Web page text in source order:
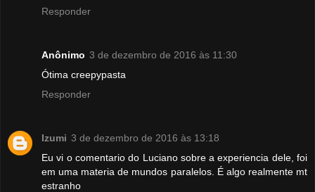
Responder
Anônimo 3 de dezembro de 2016 às 11:30
Ótima creepypasta
Responder
Izumi 3 de dezembro de 2016 às 13:18
Eu vi o comentario do Luciano sobre a experiencia dele, foi
em uma materia de mundos paralelos. É algo realmente mt
estranho